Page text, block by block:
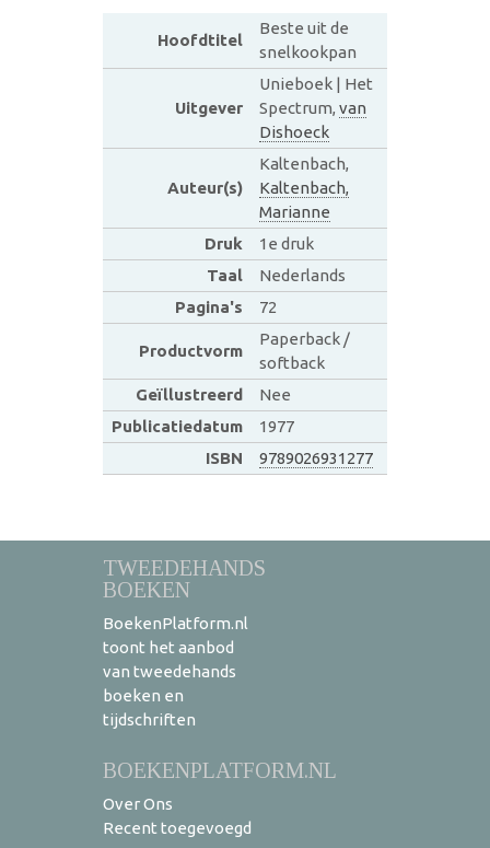
Hoofdtitel
Beste uit de
snelkookpan
Uitgever
Unieboek | Het
Spectrum, van
Dishoeck
Auteur(s)
Kaltenbach,
Kaltenbach,
Marianne
Druk
1e druk
Taal
Nederlands
Pagina's
72
Productvorm
Paperback /
softback
Geïllustreerd
Nee
Publicatiedatum
1977
ISBN
9789026931277
TWEEDEHANDS
BOEKEN
BoekenPlatform.nl
toont het aanbod
van tweedehands
boeken en
tijdschriften
BOEKENPLATFORM.NL
Over Ons
Recent toegevoegd